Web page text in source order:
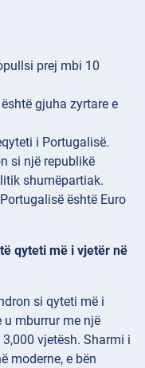
prej mbi 10
gjuha zyrtare e
i Portugalisë.
si një republikë
shumëpartiak.
është Euro
qyteti më i vjetër në
si qyteti më i
u mburrur me një
vjetësh. Sharmi i
moderne, e bën